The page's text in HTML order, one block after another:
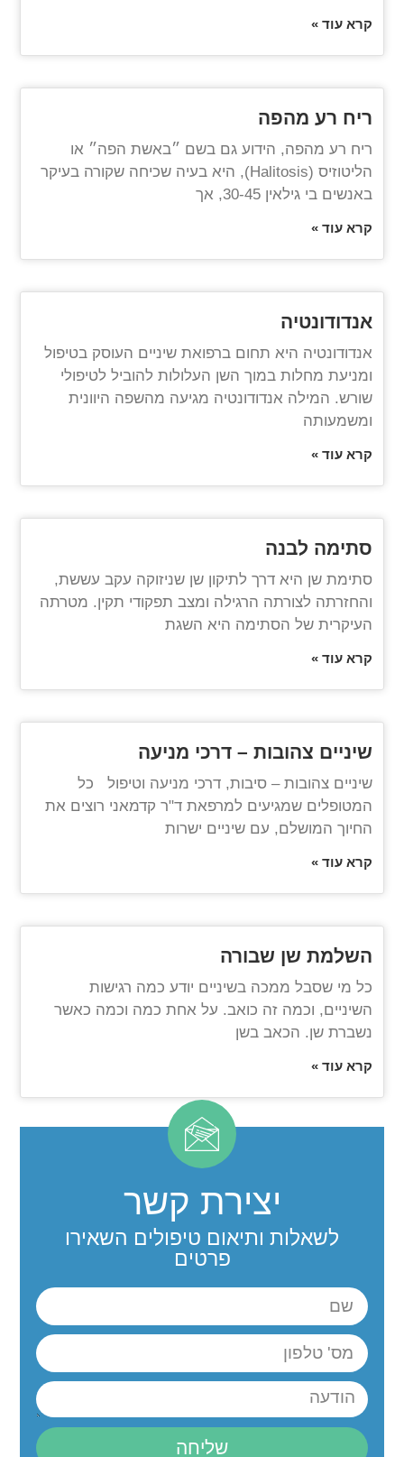
קרא עוד »
ריח רע מהפה
ריח רע מהפה, הידוע גם בשם ״באשת הפה״ או
הליטוזיס (Halitosis), היא בעיה שכיחה שקורה בעיקר
באנשים בי גילאין 30-45, אך
קרא עוד »
אנדודונטיה
אנדודונטיה היא תחום ברפואת שיניים העוסק בטיפול
ומניעת מחלות במוך השן העלולות להוביל לטיפולי
שורש. המילה אנדודונטיה מגיעה מהשפה היוונית
ומשמעותה
קרא עוד »
סתימה לבנה
סתימת שן היא דרך לתיקון שן שניזוקה עקב עששת,
והחזרתה לצורתה הרגילה ומצב תפקודי תקין. מטרתה
העיקרית של הסתימה היא השגת
קרא עוד »
שיניים צהובות – דרכי מניעה
שיניים צהובות – סיבות, דרכי מניעה וטיפול כל
המטופלים שמגיעים למרפאת ד"ר קדמאני רוצים את
החיוך המושלם, עם שיניים ישרות
קרא עוד »
השלמת שן שבורה
כל מי שסבל ממכה בשיניים יודע כמה רגישות
השיניים, וכמה זה כואב. על אחת כמה וכמה כאשר
נשברת שן. הכאב בשן
קרא עוד »
יצירת קשר
לשאלות ותיאום טיפולים השאירו
פרטים
שליחה